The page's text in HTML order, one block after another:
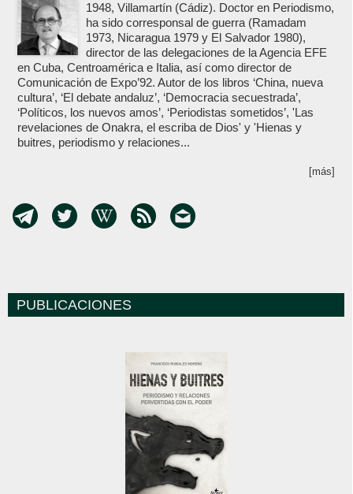
1948, Villamartín (Cádiz). Doctor en Periodismo,
ha sido corresponsal de guerra (Ramadam
1973, Nicaragua 1979 y El Salvador 1980),
director de las delegaciones de la Agencia EFE
en Cuba, Centroamérica e Italia, así como director de
Comunicación de Expo’92. Autor de los libros ‘China, nueva
cultura’, ‘El debate andaluz’, ‘Democracia secuestrada’,
‘Políticos, los nuevos amos’, ‘Periodistas sometidos’, 'Las
revelaciones de Onakra, el escriba de Dios' y 'Hienas y
buitres, periodismo y relaciones...
[más]
PUBLICACIONES